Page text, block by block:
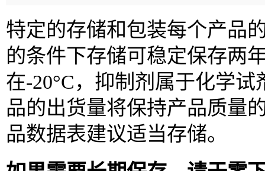
特定的存储和包装每个产品
的条件下存储可稳定保存两
在-20°C，抑制剂属于化学
品的出货量将保持产品质量
品数据表建议适当存储。